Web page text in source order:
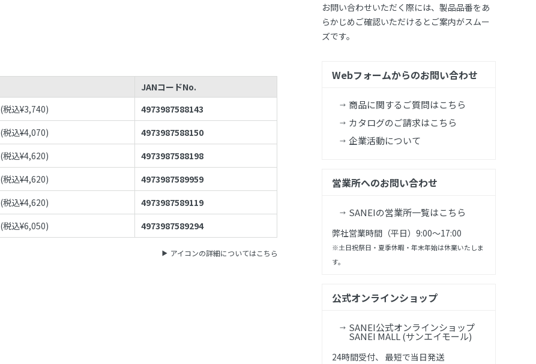
JANコードNo.
(税込¥3,740)
4973987588143
(税込¥4,070)
4973987588150
(税込¥4,620)
4973987588198
(税込¥4,620)
4973987589959
(税込¥4,620)
4973987589119
(税込¥6,050) 4973987589294
アイコンの詳細についてはこちら
お問い合わせいただく際には、製品品番をあ
らかじめご確認いただけるとご案内がスムー
ズです。
Webフォームからのお問い合わせ
商品に関するご質問はこちら
カタログのご請求はこちら
企業活動について
営業所へのお問い合わせ
SANEIの営業所一覧はこちら
弊社営業時間（平日）9:00～17:00
※土日祝祭日・夏季休暇・年末年始は休業いたしま
す。
公式オンラインショップ
SANEI公式オンラインショップ
SANEI MALL (サンエイモール)
24時間受付、 最短で当日発送